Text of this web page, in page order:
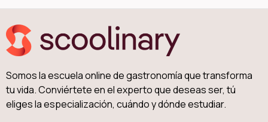
Somos la escuela online de gastronomía que transforma
tu vida. Conviértete en el experto que deseas ser, tú
eliges la especialización, cuándo y dónde estudiar.